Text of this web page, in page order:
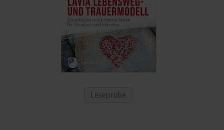
ZUM
ANFANG
Leseprobe